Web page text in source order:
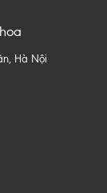
Hà Nội